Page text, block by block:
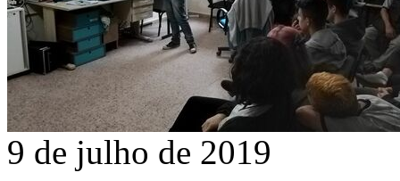
9 de julho de 2019